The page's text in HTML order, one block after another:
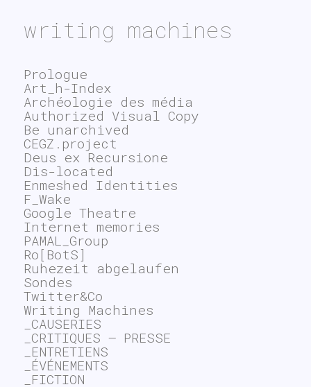
writing machines
Prologue
Art_h-Index
Archéologie des média
Authorized Visual Copy
Be unarchived
CEGZ.project
Deus ex Recursione
Dis-located
Enmeshed Identities
F_Wake
Google Theatre
Internet memories
PAMAL_Group
Ro[BotS]
Ruhezeit abgelaufen
Sondes
Twitter&Co
Writing Machines
_CAUSERIES
_CRITIQUES – PRESSE
_ENTRETIENS
_ÉVÉNEMENTS
_FICTION